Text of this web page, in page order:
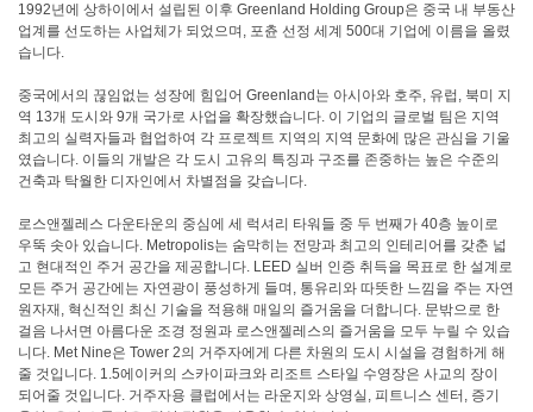
1992년에 상하이에서 설립된 이후 Greenland Holding Group은 중국 내 부동산
업계를 선도하는 사업체가 되었으며, 포츈 선정 세계 500대 기업에 이름을 올렸
습니다.
중국에서의 끊임없는 성장에 힘입어 Greenland는 아시아와 호주, 유럽, 북미 지
역 13개 도시와 9개 국가로 사업을 확장했습니다. 이 기업의 글로벌 팀은 지역
최고의 실력자들과 협업하여 각 프로젝트 지역의 지역 문화에 많은 관심을 기울
였습니다. 이들의 개발은 각 도시 고유의 특징과 구조를 존중하는 높은 수준의
건축과 탁월한 디자인에서 차별점을 갖습니다.
로스앤젤레스 다운타운의 중심에 세 럭셔리 타워들 중 두 번째가 40층 높이로
우뚝 솟아 있습니다. Metropolis는 숨막히는 전망과 최고의 인테리어를 갖춘 넓
고 현대적인 주거 공간을 제공합니다. LEED 실버 인증 취득을 목표로 한 설계로
모든 주거 공간에는 자연광이 풍성하게 들며, 통유리와 따뜻한 느낌을 주는 자연
원자재, 혁신적인 최신 기술을 적용해 매일의 즐거움을 더합니다. 문밖으로 한
걸음 나서면 아름다운 조경 정원과 로스앤젤레스의 즐거움을 모두 누릴 수 있습
니다. Met Nine은 Tower 2의 거주자에게 다른 차원의 도시 시설을 경험하게 해
줄 것입니다. 1.5에이커의 스카이파크와 리조트 스타일 수영장은 사교의 장이
되어줄 것입니다. 거주자용 클럽에서는 라운지와 상영실, 피트니스 센터, 증기